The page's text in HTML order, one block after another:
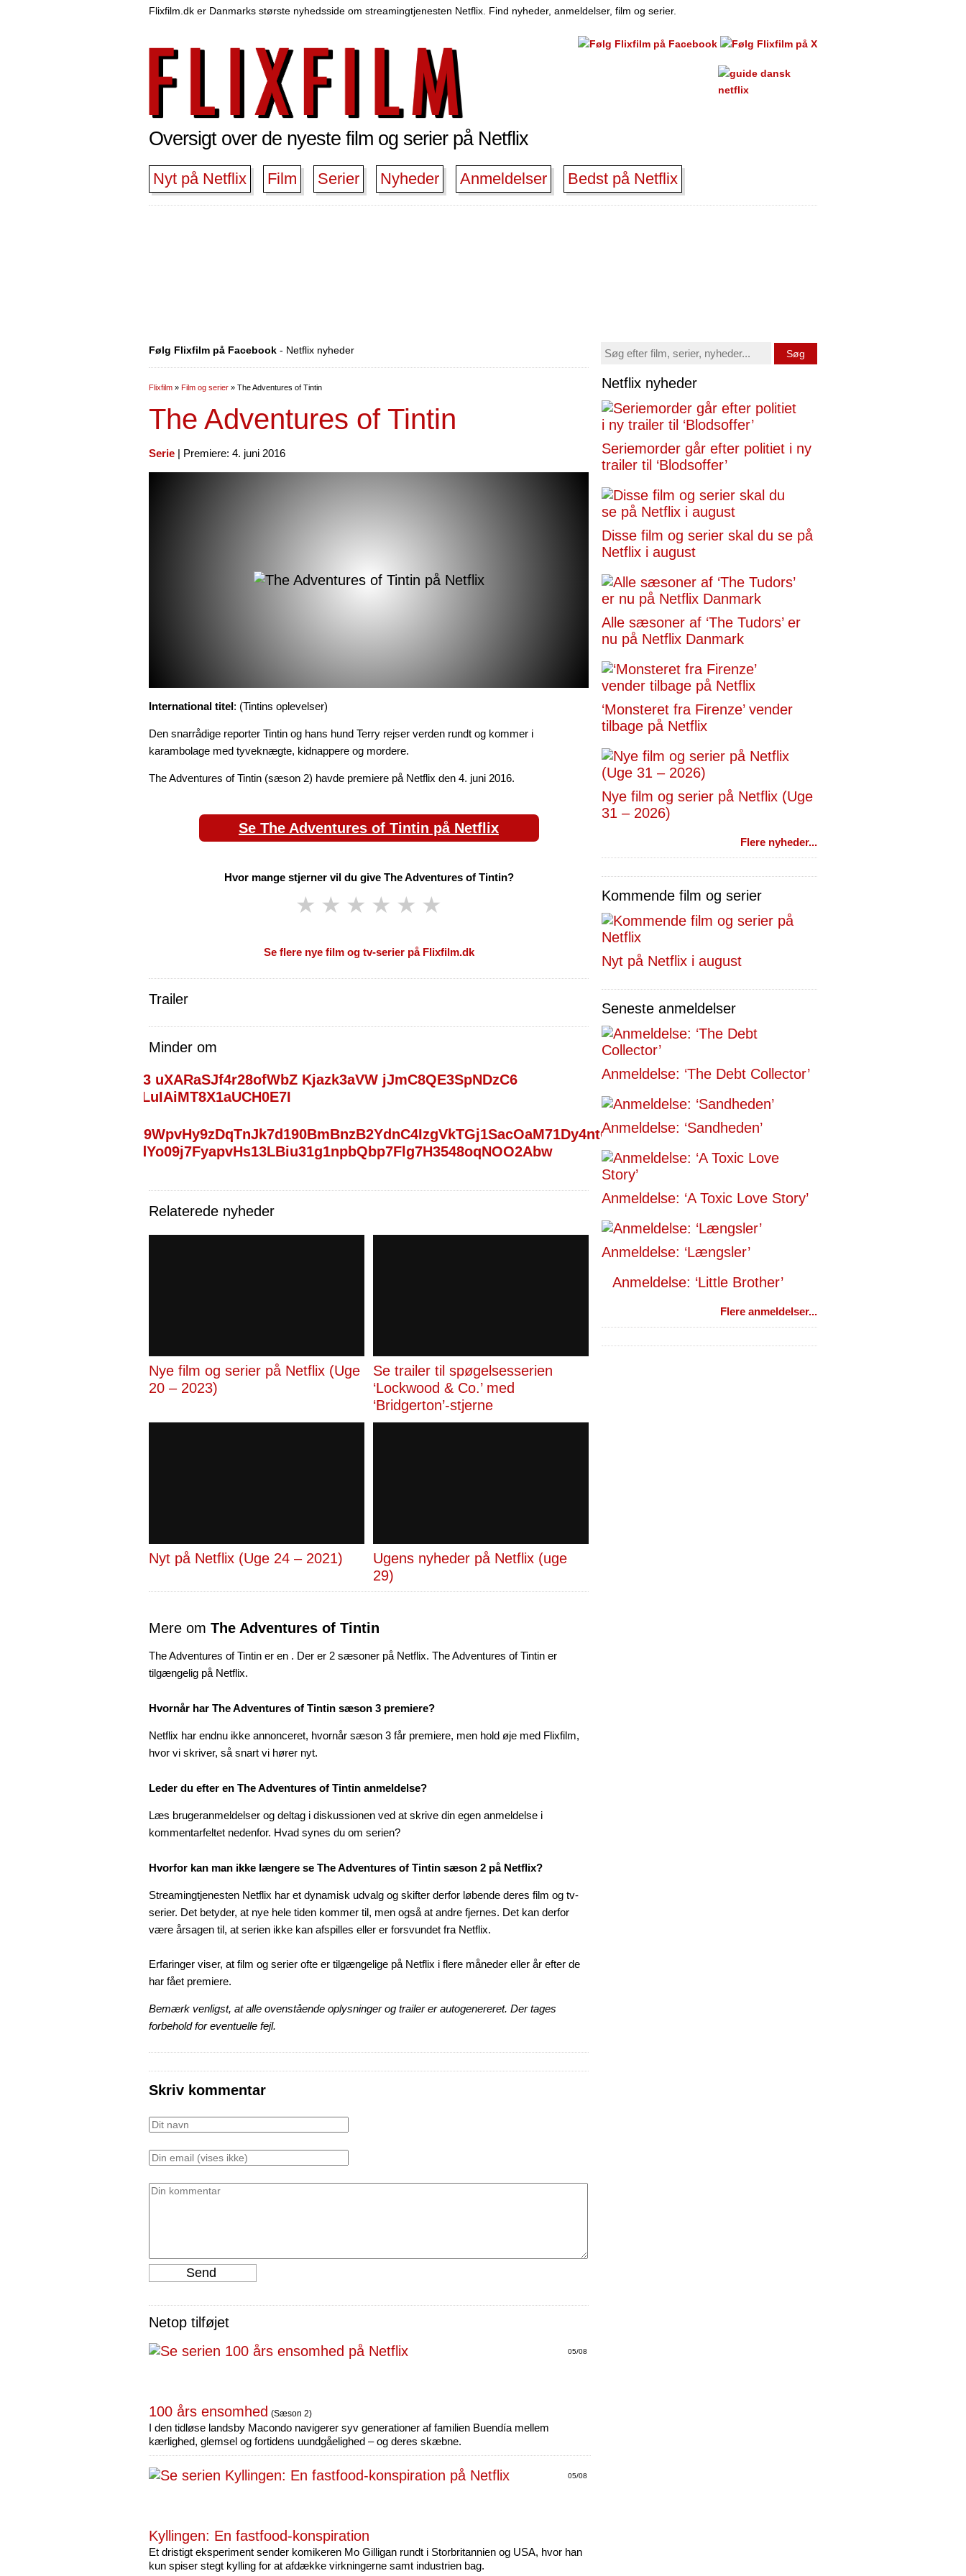
Flixfilm.dk er Danmarks største nyhedsside om streamingtjenesten Netflix. Find nyheder, anmeldelser, film og serier.
Oversigt over de nyeste film og serier på Netflix
Nyt på Netflix Film Serier Nyheder Anmeldelser Bedst på Netflix
Følg Flixfilm på Facebook - Netflix nyheder Søg
Flixfilm » Film og serier » The Adventures of Tintin
The Adventures of Tintin
Serie | Premiere: 4. juni 2016
International titel: (Tintins oplevelser)
Den snarrådige reporter Tintin og hans hund Terry rejser verden rundt og kommer i
karambolage med tyveknægte, kidnappere og mordere.
The Adventures of Tintin (sæson 2) havde premiere på Netflix den 4. juni 2016.
Se The Adventures of Tintin på Netflix
Hvor mange stjerner vil du give The Adventures of Tintin?
★ ★ ★ ★ ★ ★
Se flere nye film og tv-serier på Flixfilm.dk
Trailer
Minder om
Relaterede nyheder
Nye film og serier på Netflix (Uge
20 – 2023)
Se trailer til spøgelsesserien
‘Lockwood & Co.’ med
‘Bridgerton’-stjerne
Nyt på Netflix (Uge 24 – 2021)
Ugens nyheder på Netflix (uge
29)
Mere om The Adventures of Tintin
The Adventures of Tintin er en . Der er 2 sæsoner på Netflix. The Adventures of Tintin er
tilgængelig på Netflix.
Hvornår har The Adventures of Tintin sæson 3 premiere?
Netflix har endnu ikke annonceret, hvornår sæson 3 får premiere, men hold øje med Flixfilm,
hvor vi skriver, så snart vi hører nyt.
Leder du efter en The Adventures of Tintin anmeldelse?
Læs brugeranmeldelser og deltag i diskussionen ved at skrive din egen anmeldelse i
kommentarfeltet nedenfor. Hvad synes du om serien?
Hvorfor kan man ikke længere se The Adventures of Tintin sæson 2 på Netflix?
Streamingtjenesten Netflix har et dynamisk udvalg og skifter derfor løbende deres film og tv-
serier. Det betyder, at nye hele tiden kommer til, men også at andre fjernes. Det kan derfor
være årsagen til, at serien ikke kan afspilles eller er forsvundet fra Netflix.
Erfaringer viser, at film og serier ofte er tilgængelige på Netflix i flere måneder eller år efter de
har fået premiere.
Bemærk venligst, at alle ovenstående oplysninger og trailer er autogenereret. Der tages
forbehold for eventuelle fejl.
Skriv kommentar
Netop tilføjet
05/08
100 års ensomhed (Sæson 2)
I den tidløse landsby Macondo navigerer syv generationer af familien Buendía mellem
kærlighed, glemsel og fortidens uundgåelighed – og deres skæbne.
05/08
Kyllingen: En fastfood-konspiration
Et dristigt eksperiment sender komikeren Mo Gilligan rundt i Storbritannien og USA, hvor han
kun spiser stegt kylling for at afdække virkningerne samt industrien bag.
Netflix nyheder
Seriemorder går efter politiet i ny
trailer til ‘Blodsoffer’
Disse film og serier skal du se på
Netflix i august
Alle sæsoner af ‘The Tudors’ er
nu på Netflix Danmark
‘Monsteret fra Firenze’ vender
tilbage på Netflix
Nye film og serier på Netflix (Uge
31 – 2026)
Flere nyheder...
Kommende film og serier
Nyt på Netflix i august
Seneste anmeldelser
Anmeldelse: ‘The Debt Collector’
Anmeldelse: ‘Sandheden’
Anmeldelse: ‘A Toxic Love Story’
Anmeldelse: ‘Længsler’
Anmeldelse: ‘Little Brother’
Flere anmeldelser...